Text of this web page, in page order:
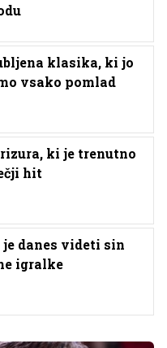
klasika, ki jo
vsako pomlad
ki je trenutno
hit
je danes videti sin
igralke